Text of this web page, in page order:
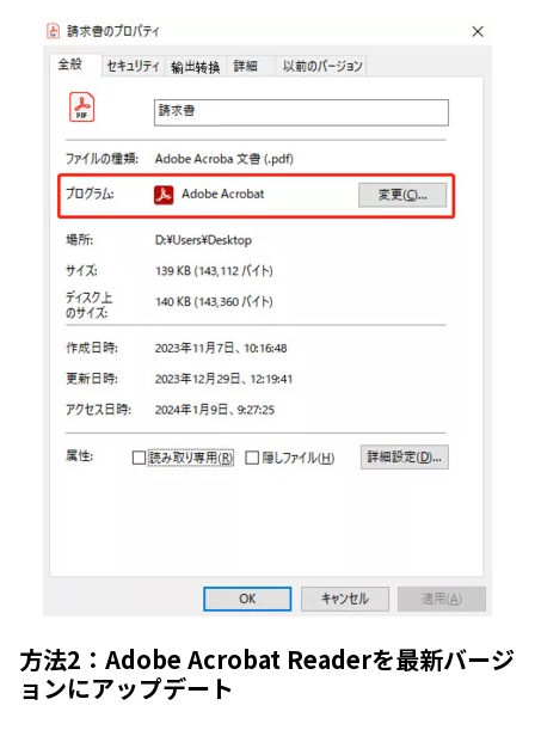
方法2：Adobe Acrobat Readerを最新バージ
ョンにアップデート